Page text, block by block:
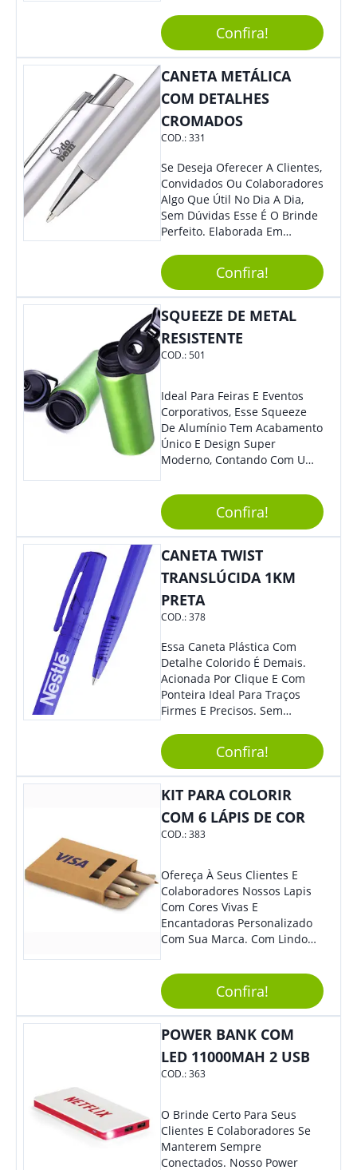
O Brinde Se Adequa A
Diversos Públicos. Não Perca
A Chance De Elevar A
Visibilidade De Sua Empresa!
Confira!
CANETA METÁLICA
COM DETALHES
CROMADOS
COD.:331
Se Deseja Oferecer A Clientes,
Convidados Ou Colaboradores
Algo Que Útil No Dia A Dia,
Sem Dúvidas Esse É O Brinde
Perfeito. Elaborada Em
Com Detalhes Em Metal, Essa
Incrível Caneta Esferográfica É
Acionada Na Por Clic Na Parte
Superior.
Confira!
SQUEEZE DE METAL
RESISTENTE
COD.:501
Ideal Para Feiras E Eventos
Corporativos, Esse Squeeze
De Alumínio Tem Acabamento
Único E Design Super
Moderno, Contando Com Uma
Permite Vazamentos. Sem
Dúvidas É Um Brinde Prático
Que Levará Sua Marca Com
Muito Estilo, Agradando À
Todos.
Confira!
CANETA TWIST
TRANSLÚCIDA 1KM
PRETA
COD.:378
Essa Caneta Plástica Com
Detalhe Colorido É Demais.
Acionada Por Clique E Com
Ponteira Ideal Para Traços
Firmes E Precisos. Sem
Brinde Para Representar Sua
Marca.
Confira!
KIT PARA COLORIR
COM 6 LÁPIS DE COR
COD.:383
Ofereça À Seus Clientes E
Colaboradores Nossos Lapis
Com Cores Vivas E
Encantadoras Personalizado
Com Sua Marca. Com Lindo
Para Diversas Ocasiões.
Perfeito, Não É?!
Confira!
POWER BANK COM
LED 11000MAH 2 USB
COD.:363
O Brinde Certo Para Seus
Clientes E Colaboradores Se
Manterem Sempre
Conectados. Nosso Power